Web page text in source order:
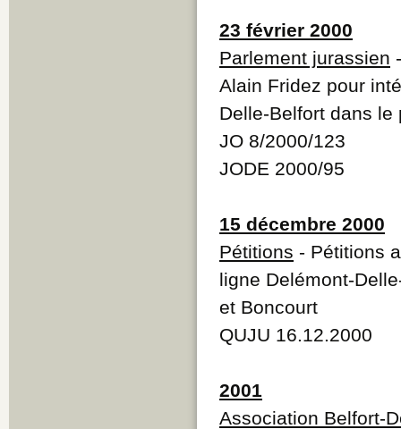
23 février 2000
Parlement jurassien
Alain Fridez pour
Delle-Belfort dans le
JO 8/2000/123
JODE 2000/95
15 décembre 2000
Pétitions - Pétitions
ligne Delémont-
et Boncourt
QUJU 16.12.2000
2001
Association Belfort-